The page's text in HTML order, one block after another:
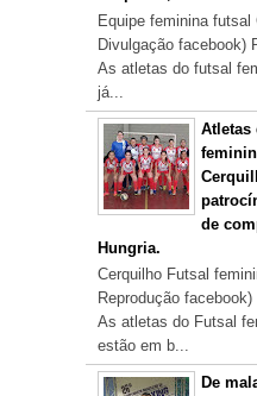
Equipe feminina futsal
Divulgação facebook)
As atletas do futsal
já...
Atletas
de
Hungria.
Cerquilho Futsal
Reprodução
As atletas do Futsal
estão em b...
De